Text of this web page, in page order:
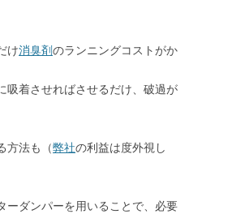
け消臭剤のランニングコストがか
吸着させればさせるだけ、破過が
方法も（弊社の利益は度外視し
ーダンパーを用いることで、必要